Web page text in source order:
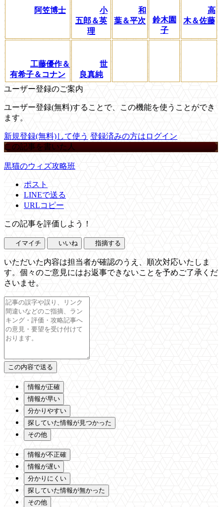
阿笠博士
小
五郎＆英
理
和
葉＆平次
鈴木園
子
高
木＆佐藤
工藤優作＆
有希子＆コナン
世
良真純
ユーザー登録のご案内
ユーザー登録(無料)することで、この機能を使うことができ
ます。
新規登録(無料)して使う 登録済みの方はログイン
この記事を書いた人
黒猫のウィズ攻略班
ポスト
LINEで送る
URLコピー
この記事を評価しよう！
イマイチ いいね 指摘する
いただいた内容は担当者が確認のうえ、順次対応いたしま
す。個々のご意見にはお返事できないことを予めご了承くだ
さいませ。
情報が正確
情報が早い
分かりやすい
探していた情報が見つかった
その他
情報が不正確
情報が遅い
分かりにくい
探していた情報が無かった
その他